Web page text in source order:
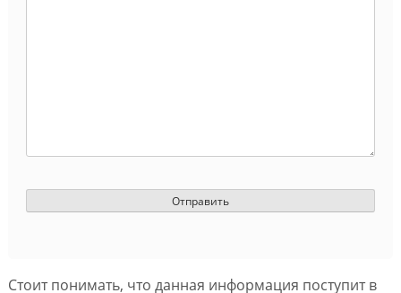
Стоит понимать, что данная информация поступит в